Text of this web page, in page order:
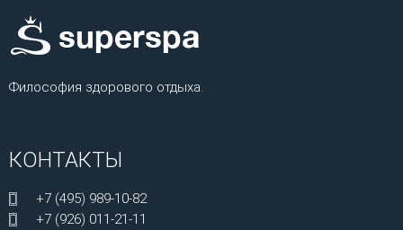
Философия здорового отдыха.
КОНТАКТЫ
+7 (495) 989-10-82
+7 (926) 011-21-11